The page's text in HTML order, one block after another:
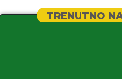
TRENUTNO